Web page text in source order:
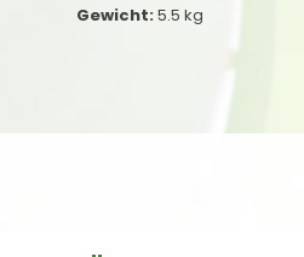
Gewicht: 5.5 kg